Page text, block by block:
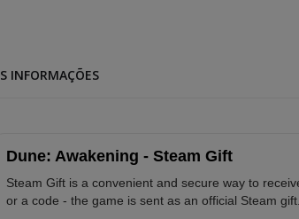
INFORMAÇÕES
Dune: Awakening - Steam Gift
Steam Gift is a convenient and secure way to
or a code - the game is sent as an official Steam gift.